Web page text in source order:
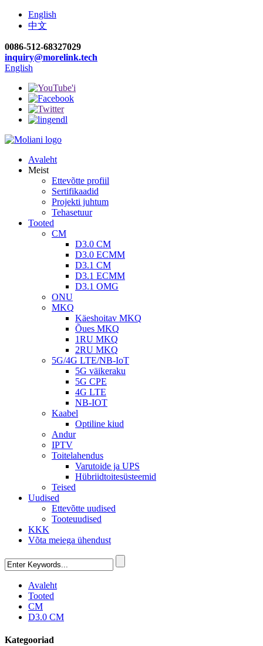
English
中文
0086-512-68327029
inquiry@morelink.tech
English
Avaleht
Meist
Ettevõtte profiil
Sertifikaadid
Projekti juhtum
Tehasetuur
Tooted
CM
D3.0 CM
D3.0 ECMM
D3.1 CM
D3.1 ECMM
D3.1 OMG
ONU
MKQ
Käeshoitav MKQ
Õues MKQ
1RU MKQ
2RU MKQ
5G/4G LTE/NB-IoT
5G väikeraku
5G CPE
4G LTE
NB-IOT
Kaabel
Optiline kiud
Andur
IPTV
Toitelahendus
Varutoide ja UPS
Hübriidtoitesüsteemid
Teised
Uudised
Ettevõtte uudised
Tooteuudised
KKK
Võta meiega ühendust
Avaleht
Tooted
CM
D3.0 CM
Kategooriad